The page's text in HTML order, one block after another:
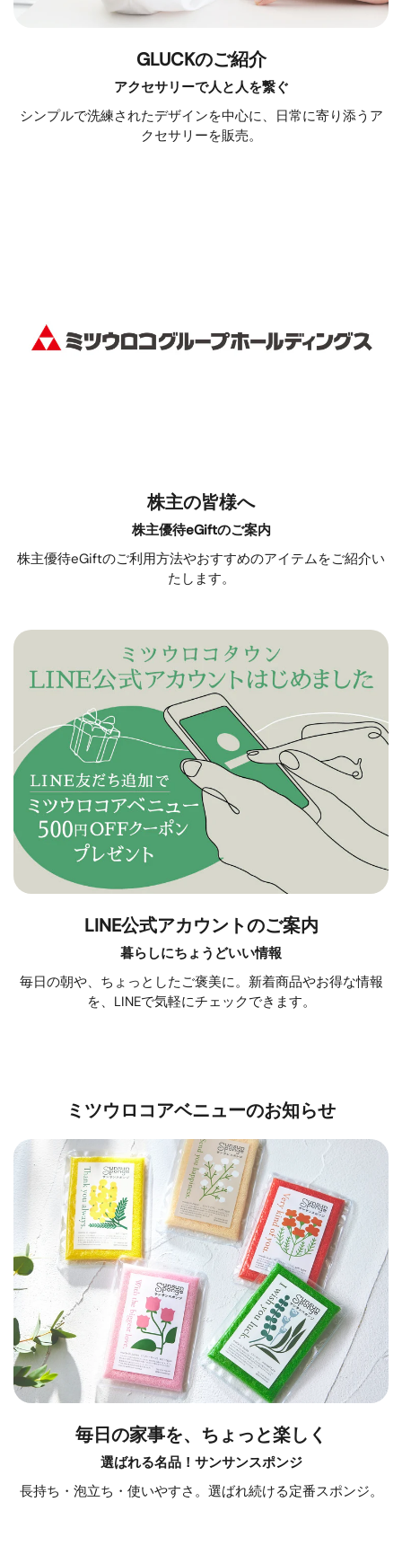
GLUCKのご紹介
アクセサリーで人と人を繋ぐ
シンプルで洗練されたデザインを中心に、日常に寄り添うア
クセサリーを販売。
株主の皆様へ
株主優待eGiftのご案内
株主優待eGiftのご利用方法やおすすめのアイテムをご紹介い
たします。
LINE公式アカウントのご案内
暮らしにちょうどいい情報
毎日の朝や、ちょっとしたご褒美に。新着商品やお得な情報
を、LINEで気軽にチェックできます。
ミツウロコアベニューのお知らせ
毎日の家事を、ちょっと楽しく
選ばれる名品！サンサンスポンジ
長持ち・泡立ち・使いやすさ。選ばれ続ける定番スポンジ。